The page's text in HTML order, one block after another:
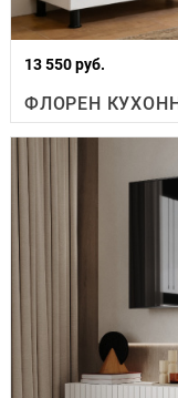
13 550 руб.
ФЛОРЕН